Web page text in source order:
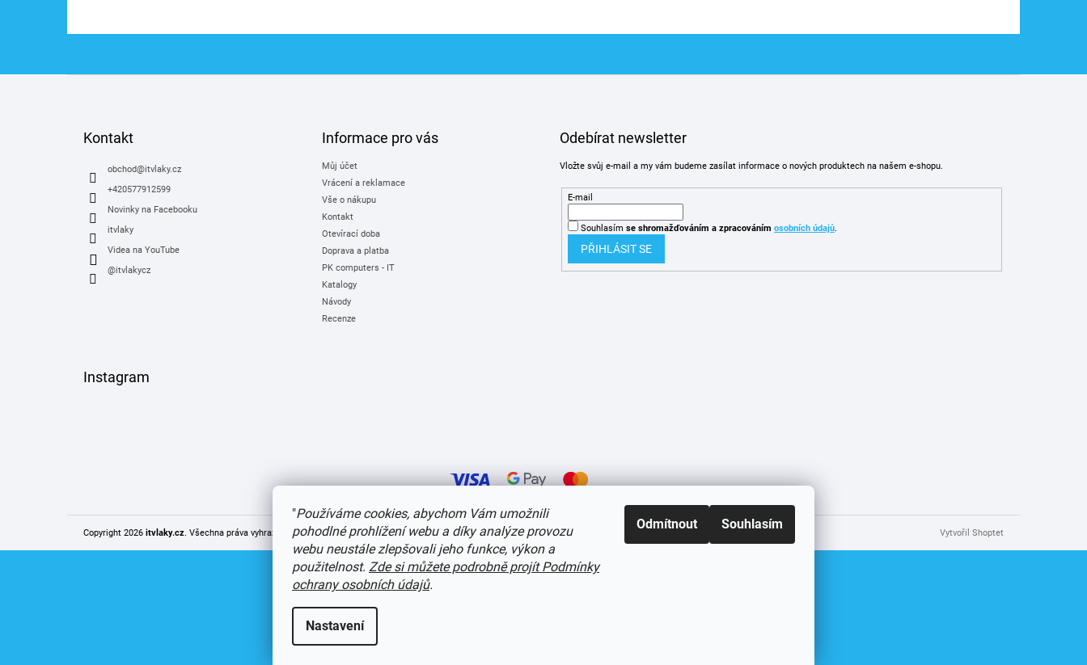
"Používáme cookies, abychom Vám umožnili
pohodlné prohlížení webu a díky analýze provozu
webu neustále zlepšovali jeho funkce, výkon a
použitelnost. Zde si můžete podrobně projít Podmínky
ochrany osobních údajů.
Nastavení
Odmítnout Souhlasím
Kontakt
obchod@itvlaky.cz
+420577912599
Novinky na Facebooku
itvlaky
Videa na YouTube
@itvlakycz
Informace pro vás
Můj účet
Vrácení a reklamace
Vše o nákupu
Kontakt
Otevírací doba
Doprava a platba
PK computers - IT
Katalogy
Návody
Recenze
Odebírat newsletter
Vložte svůj e-mail a my vám budeme zasílat informace o nových produktech na našem e-shopu.
E-mail
Souhlasím se shromažďováním a zpracováním osobních údajů.
PŘIHLÁSIT SE
Instagram
Vytvořil Shoptet
Copyright 2026 itvlaky.cz. Všechna práva vyhrazena.Upravit nastavení cookies